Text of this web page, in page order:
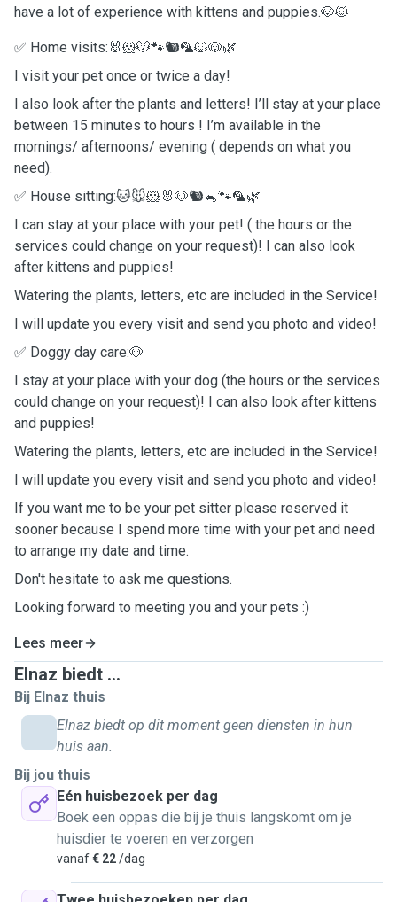
have a lot of experience with kittens and puppies.🐶🐱
✅ Home visits:🐰🐹🐭🐾🐿🦜🐱🐶🌿
I visit your pet once or twice a day!
I also look after the plants and letters! I’ll stay at your place
between 15 minutes to hours ! I’m available in the
mornings/ afternoons/ evening ( depends on what you
need).
✅ House sitting:🐱🐭🐹🐰🐶🐿🐁🐾🦜🌿
I can stay at your place with your pet! ( the hours or the
services could change on your request)! I can also look
after kittens and puppies!
Watering the plants, letters, etc are included in the Service!
I will update you every visit and send you photo and video!
✅ Doggy day care:🐶
I stay at your place with your dog (the hours or the services
could change on your request)! I can also look after kittens
and puppies!
Watering the plants, letters, etc are included in the Service!
I will update you every visit and send you photo and video!
If you want me to be your pet sitter please reserved it
sooner because I spend more time with your pet and need
to arrange my date and time.
Don't hesitate to ask me questions.
Looking forward to meeting you and your pets :)
Lees meer
Elnaz biedt ...
Bij Elnaz thuis
Elnaz biedt op dit moment geen diensten in hun
huis aan.
Bij jou thuis
Eén huisbezoek per dag
Boek een oppas die bij je thuis langskomt om je
huisdier te voeren en verzorgen
vanaf€ 22/dag